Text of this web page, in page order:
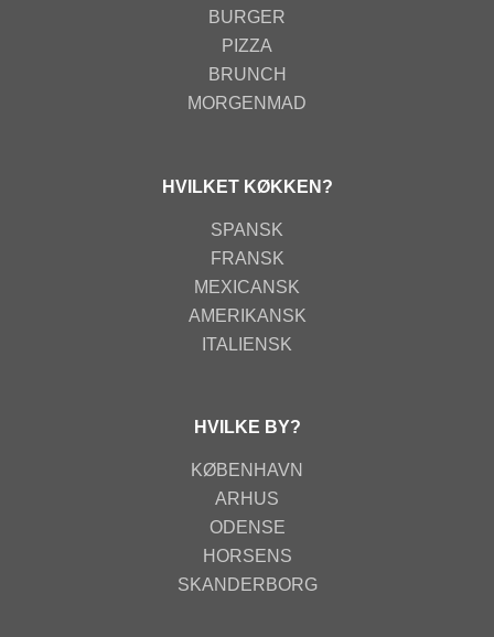
BURGER
PIZZA
BRUNCH
MORGENMAD
HVILKET KØKKEN?
SPANSK
FRANSK
MEXICANSK
AMERIKANSK
ITALIENSK
HVILKE BY?
KØBENHAVN
ARHUS
ODENSE
HORSENS
SKANDERBORG